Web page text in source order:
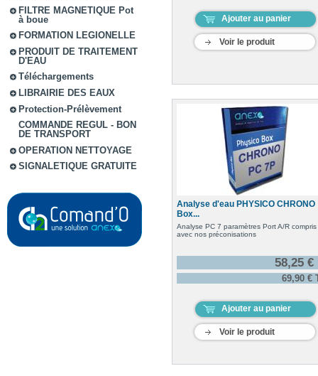
FILTRE MAGNETIQUE Pot
à boue
FORMATION LEGIONELLE
PRODUIT DE TRAITEMENT
D'EAU
Téléchargements
LIBRAIRIE DES EAUX
Protection-Prélèvement
COMMANDE REGUL - BON
DE TRANSPORT
OPERATION NETTOYAGE
SIGNALETIQUE GRATUITE
Ajouter au panier
Voir le produit
Analyse d'eau PHYSICO CHRONO
Box...
Analyse PC 7 paramètres Port A/R compris
avec nos préconisations
58,25 €
69,90 €
Ajouter au panier
Voir le produit